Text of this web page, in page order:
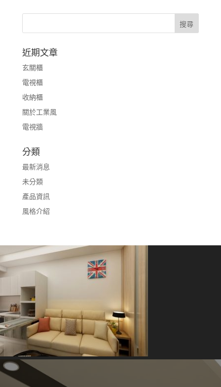
近期文章
玄關櫃
電視櫃
收納櫃
關於工業風
電視牆
分類
最新消息
未分類
產品資訊
風格介紹